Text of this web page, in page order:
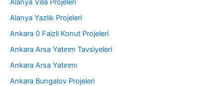
Alanya Villa Projeleri
Alanya Yazlık Projeleri
Ankara 0 Faizli Konut Projeleri
Ankara Arsa Yatırım Tavsiyeleri
Ankara Arsa Yatırımı
Ankara Bungalov Projeleri